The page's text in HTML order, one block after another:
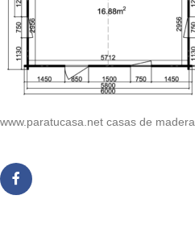
www.paratucasa.net casas de madera